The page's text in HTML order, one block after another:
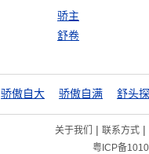
骄主
舒卷
骄傲自大 骄傲自满 舒头
关于我们 | 联系方式|
粤ICP备